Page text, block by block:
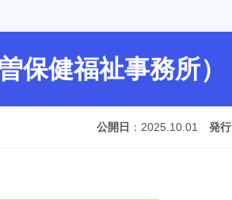
保健福祉事務所）
公開日 2025.10.01 発行